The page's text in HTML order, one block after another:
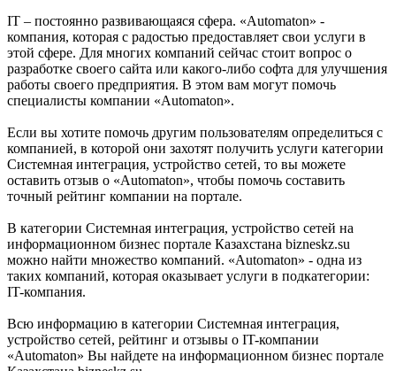
IT – постоянно развивающаяся сфера. «Automaton» -
компания, которая с радостью предоставляет свои услуги в
этой сфере. Для многих компаний сейчас стоит вопрос о
разработке своего сайта или какого-либо софта для улучшения
работы своего предприятия. В этом вам могут помочь
специалисты компании «Automaton».
Если вы хотите помочь другим пользователям определиться с
компанией, в которой они захотят получить услуги категории
Системная интеграция, устройство сетей, то вы можете
оставить отзыв о «Automaton», чтобы помочь составить
точный рейтинг компании на портале.
В категории Системная интеграция, устройство сетей на
информационном бизнес портале Казахстана bizneskz.su
можно найти множество компаний. «Automaton» - одна из
таких компаний, которая оказывает услуги в подкатегории:
IT-компания.
Всю информацию в категории Системная интеграция,
устройство сетей, рейтинг и отзывы о IT-компании
«Automaton» Вы найдете на информационном бизнес портале